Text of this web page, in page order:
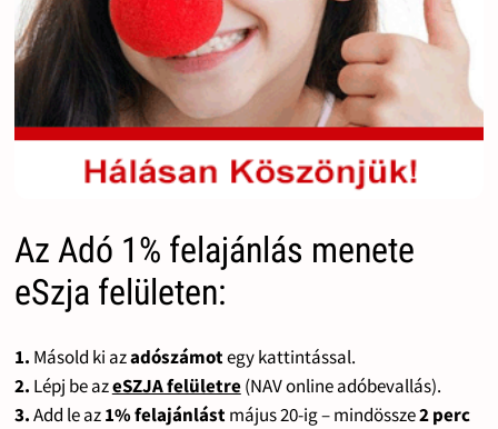
Az Adó 1% felajánlás menete
eSzja felületen:
1. Másold ki azadószámotegy kattintással.
2. Lépj be azeSZJA felületre(NAV online adóbevallás).
3.Add le az1% felajánlástmájus 20-ig – mindössze2 perc